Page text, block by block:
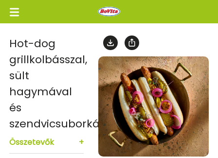
Hot-dog
grillkolbásszal,
sült
hagymával
és
szendvicsuborkával
Összetevők
+